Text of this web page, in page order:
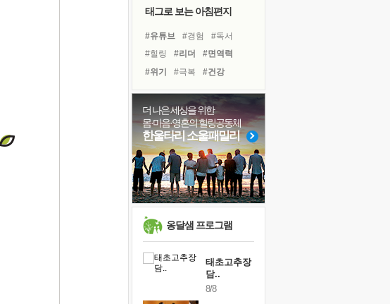
아픈 아버지를 위한 공간 설계
보고 싶은 어머니
유년 시절의 부산 영도 바다
못된 꼰대들
너무 황홀한 꽃들이여!
희망이란
'모른다'는 것
귀를 열고 마음을 내어주고
태그로 보는 아침편지
#유튜브 #경험
#독서
#힐링
#리더
#면역력
#위기
#극복
#건강
#비전캠프
#링컨학교
#아이들
#선택
#친구
#삶
#독서캠프
#다짐
#나눔
#바이러스
#희망
#사람
더 나은 세상을 위한
몸·마음·영혼의 힐링공동체
한울타리 소울패밀리
옹달샘 프로그램
태초고추장
담..
8/8